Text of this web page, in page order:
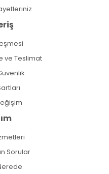
ve Teslimat
Sorular